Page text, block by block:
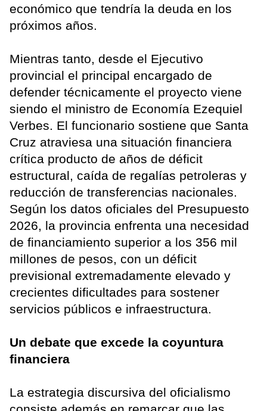
económico que tendría la deuda en los
próximos años.
Mientras tanto, desde el Ejecutivo
provincial el principal encargado de
defender técnicamente el proyecto viene
siendo el ministro de Economía Ezequiel
Verbes. El funcionario sostiene que Santa
Cruz atraviesa una situación financiera
crítica producto de años de déficit
estructural, caída de regalías petroleras y
reducción de transferencias nacionales.
Según los datos oficiales del Presupuesto
2026, la provincia enfrenta una necesidad
de financiamiento superior a los 356 mil
millones de pesos, con un déficit
previsional extremadamente elevado y
crecientes dificultades para sostener
servicios públicos e infraestructura.
Un debate que excede la coyuntura
financiera
La estrategia discursiva del oficialismo